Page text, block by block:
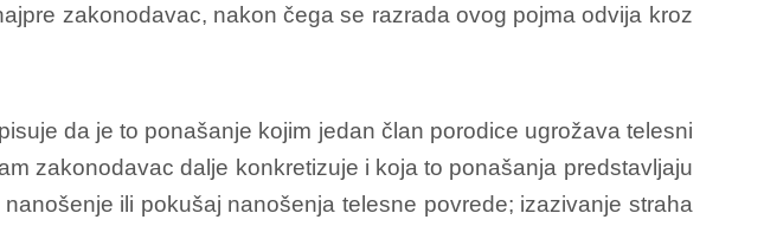
zakonodavac, nakon čega se razrada ovog pojma odvija kroz
da je to ponašanje kojim jedan član porodice ugrožava telesni
zakonodavac dalje konkretizuje i koja to ponašanja predstavljaju
ili pokušaj nanošenja telesne povrede; izazivanje straha